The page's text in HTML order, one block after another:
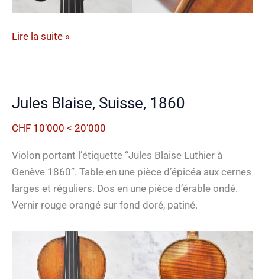
Dessoulavy,
siècle
Lire la suite »
Jules Blaise, Suisse, 1860
CHF 10’000 < 20’000
Violon portant l’étiquette “Jules Blaise Luthier à
Genève 1860”. Table en une pièce d’épicéa aux cernes
larges et réguliers. Dos en une pièce d’érable ondé.
Vernir rouge orangé sur fond doré, patiné.